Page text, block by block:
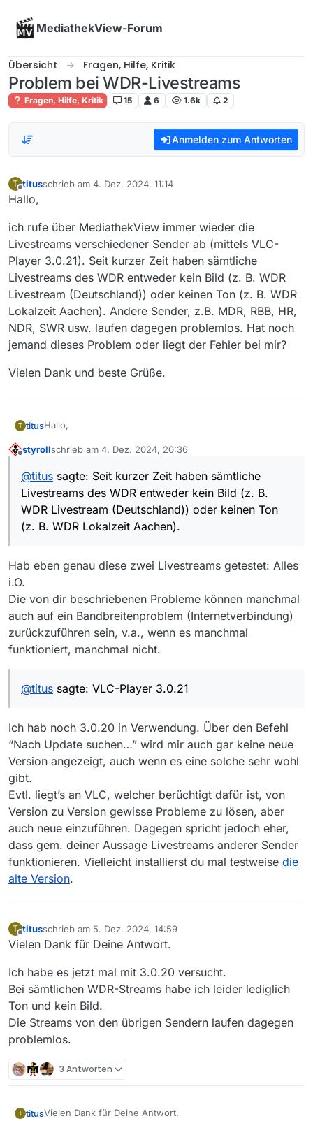
MediathekView-Forum
Übersicht Fragen, Hilfe, Kritik
Problem bei WDR-Livestreams
Fragen, Hilfe, Kritik 15 6 1.6k 2
Anmelden zum Antworten
T
Offline
titusschrieb am 4. Dez. 2024, 11:14
zuletzt editiert von
Hallo,
ich rufe über MediathekView immer wieder die
Livestreams verschiedener Sender ab (mittels VLC-
Player 3.0.21). Seit kurzer Zeit haben sämtliche
Livestreams des WDR entweder kein Bild (z. B. WDR
Livestream (Deutschland)) oder keinen Ton (z. B. WDR
Lokalzeit Aachen). Andere Sender, z.B. MDR, RBB, HR,
NDR, SWR usw. laufen dagegen problemlos. Hat noch
jemand dieses Problem oder liegt der Fehler bei mir?
Vielen Dank und beste Grüße.
T titusHallo,
ich rufe über MediathekView immer wieder die
3.0.21). Seit kurzer Zeit haben sämtliche Livestreams des
WDR entweder kein Bild (z. B. WDR Livestream
(Deutschland)) oder keinen Ton (z. B. WDR Lokalzeit
Aachen). Andere Sender, z.B. MDR, RBB, HR, NDR, SWR
usw. laufen dagegen problemlos. Hat noch jemand dieses
Vielen Dank und beste Grüße.
styrollschrieb am 4. Dez. 2024, 20:36
zuletzt editiert von
@titus sagte: Seit kurzer Zeit haben sämtliche
Livestreams des WDR entweder kein Bild (z. B.
WDR Livestream (Deutschland)) oder keinen Ton
(z. B. WDR Lokalzeit Aachen).
Hab eben genau diese zwei Livestreams getestet: Alles
i.O.
Die von dir beschriebenen Probleme können manchmal
auch auf ein Bandbreitenproblem (Internetverbindung)
zurückzuführen sein, v.a., wenn es manchmal
funktioniert, manchmal nicht.
@titus sagte: VLC-Player 3.0.21
Ich hab noch 3.0.20 in Verwendung. Über den Befehl
“Nach Update suchen…” wird mir auch gar keine neue
Version angezeigt, auch wenn es eine solche sehr wohl
gibt.
Evtl. liegt’s an VLC, welcher berüchtigt dafür ist, von
Version zu Version gewisse Probleme zu lösen, aber
auch neue einzuführen. Dagegen spricht jedoch eher,
dass gem. deiner Aussage Livestreams anderer Sender
funktionieren. Vielleicht installierst du mal testweise die
alte Version.
T
Offline
titusschrieb am 5. Dez. 2024, 14:59
zuletzt editiert von
Vielen Dank für Deine Antwort.
Ich habe es jetzt mal mit 3.0.20 versucht.
Bei sämtlichen WDR-Streams habe ich leider lediglich
Ton und kein Bild.
Die Streams von den übrigen Sendern laufen dagegen
problemlos.
3 Antworten
T titusVielen Dank für Deine Antwort.